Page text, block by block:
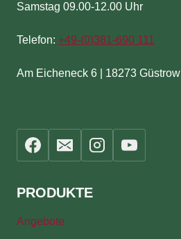
Samstag 09.00-12.00 Uhr
Telefon: +49-(0)381-690 111
Am Eicheneck 6 | 18273 Güstrow
PRODUKTE
Angebote